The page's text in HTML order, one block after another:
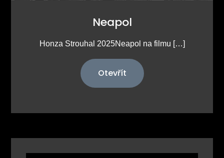
Neapol
Honza Strouhal 2025Neapol na filmu […]
Otevřít